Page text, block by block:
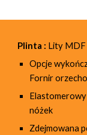
Plinta : Lity MDF
Opcje
Fornir
nóżek
Zdejmowana